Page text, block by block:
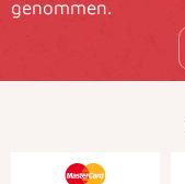
genommen.